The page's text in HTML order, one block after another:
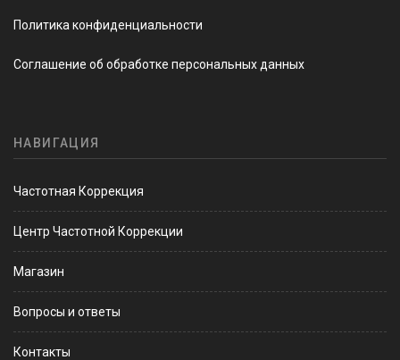
Политика конфиденциальности
Соглашение об обработке персональных данных
НАВИГАЦИЯ
Частотная Коррекция
Центр Частотной Коррекции
Магазин
Вопросы и ответы
Контакты